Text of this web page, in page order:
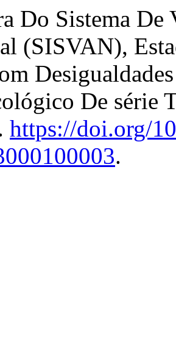
Do Sistema
(SISVAN),
De série
https://doi.org/
.